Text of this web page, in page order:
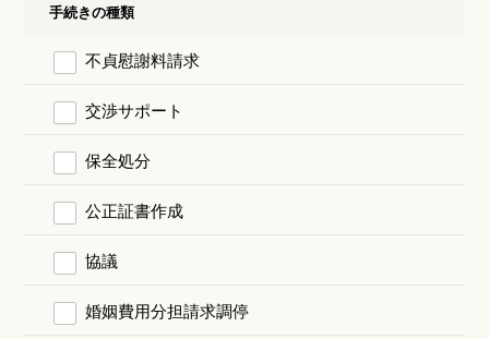
手続きの種類
不貞慰謝料請求
交渉サポート
保全処分
公正証書作成
協議
婚姻費用分担請求調停